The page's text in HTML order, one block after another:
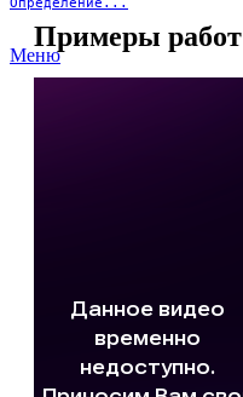
Меню
Примеры работ